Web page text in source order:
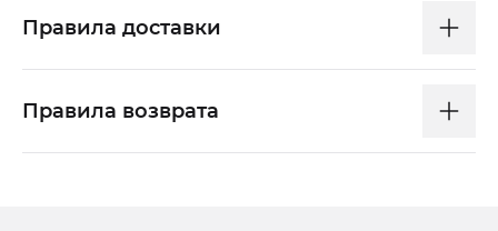
Правила доставки
Правила возврата